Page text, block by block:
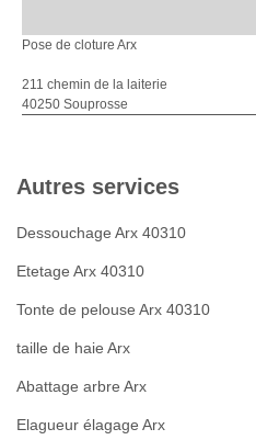
Pose de cloture Arx
211 chemin de la laiterie
40250 Souprosse
Autres services
Dessouchage Arx 40310
Etetage Arx 40310
Tonte de pelouse Arx 40310
taille de haie Arx
Abattage arbre Arx
Elagueur élagage Arx